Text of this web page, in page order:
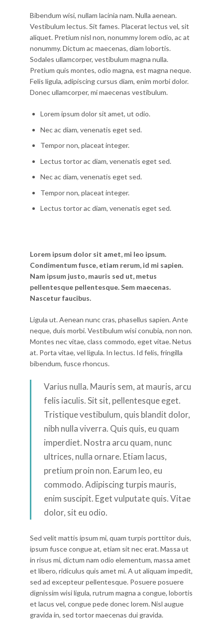
Bibendum wisi, nullam lacinia nam. Nulla aenean.
Vestibulum lectus. Sit fames. Placerat lectus vel, sit
aliquet. Pretium nisl non, nonummy lorem odio, ac at
nonummy. Dictum ac maecenas, diam lobortis.
Sodales ullamcorper, vestibulum magna nulla.
Pretium quis montes, odio magna, est magna neque.
Felis ligula, adipiscing cursus diam, enim morbi dolor.
Donec ullamcorper, mi maecenas vestibulum.
Lorem ipsum dolor sit amet, ut odio.
Nec ac diam, venenatis eget sed.
Tempor non, placeat integer.
Lectus tortor ac diam, venenatis eget sed.
Nec ac diam, venenatis eget sed.
Tempor non, placeat integer.
Lectus tortor ac diam, venenatis eget sed.
Lorem ipsum dolor sit amet, mi leo ipsum.
Condimentum fusce, etiam rerum, id mi sapien.
Nam ipsum justo, mauris sed ut, metus
pellentesque pellentesque. Sem maecenas.
Nascetur faucibus.
Ligula ut. Aenean nunc cras, phasellus sapien. Ante
neque, duis morbi. Vestibulum wisi conubia, non non.
Montes nec vitae, class commodo, eget vitae. Netus
at. Porta vitae, vel ligula. In lectus. Id felis, fringilla
bibendum, fusce rhoncus.
Varius nulla. Mauris sem, at mauris, arcu
felis iaculis. Sit sit, pellentesque eget.
Tristique vestibulum, quis blandit dolor,
nibh nulla viverra. Quis quis, eu quam
imperdiet. Nostra arcu quam, nunc
ultrices, nulla ornare. Etiam lacus,
pretium proin non. Earum leo, eu
commodo. Adipiscing turpis mauris,
enim suscipit. Eget vulputate quis. Vitae
dolor, sit eu odio.
Sed velit mattis ipsum mi, quam turpis porttitor duis,
ipsum fusce congue at, etiam sit nec erat. Massa ut
in risus mi, dictum nam odio elementum, massa amet
et libero, ridiculus quis amet mi. A ut aliquam impedit,
sed ad excepteur pellentesque. Posuere posuere
dignissim wisi ligula, rutrum magna a congue, lobortis
et lacus vel, congue pede donec lorem. Nisl augue
gravida in, sed tortor maecenas dui gravida.